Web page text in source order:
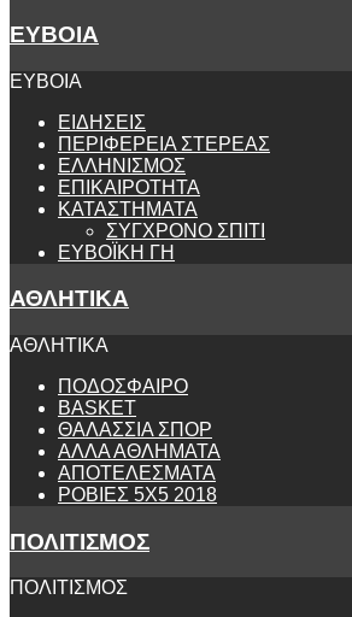
ΕΥΒΟΙΑ
ΕΥΒΟΙΑ
ΕΙΔΗΣΕΙΣ
ΠΕΡΙΦΕΡΕΙΑ ΣΤΕΡΕΑΣ
ΕΛΛΗΝΙΣΜΟΣ
ΕΠΙΚΑΙΡΟΤΗΤΑ
ΚΑΤΑΣΤΗΜΑΤΑ
ΣΥΓΧΡΟΝΟ ΣΠΙΤΙ
ΕΥΒΟΪΚΗ ΓΗ
ΑΘΛΗΤΙΚΑ
ΑΘΛΗΤΙΚΑ
ΠΟΔΟΣΦΑΙΡΟ
BASKET
ΘΑΛΑΣΣΙΑ ΣΠΟΡ
ΑΛΛΑ ΑΘΛΗΜΑΤΑ
ΑΠΟΤΕΛΕΣΜΑΤΑ
ΡΟΒΙΕΣ 5Χ5 2018
ΠΟΛΙΤΙΣΜΟΣ
ΠΟΛΙΤΙΣΜΟΣ